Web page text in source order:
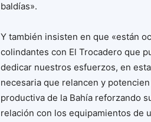
baldías».
Y también insisten en que «están
colindantes con El Trocadero que
dedicar nuestros esfuerzos, en
necesaria que relancen y
productiva de la Bahía reforzando
relación con los equipamientos de